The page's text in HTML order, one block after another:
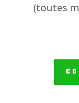
(toutes